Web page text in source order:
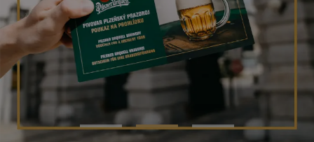
PŘIHLÁSIT PŘES SEZNAM